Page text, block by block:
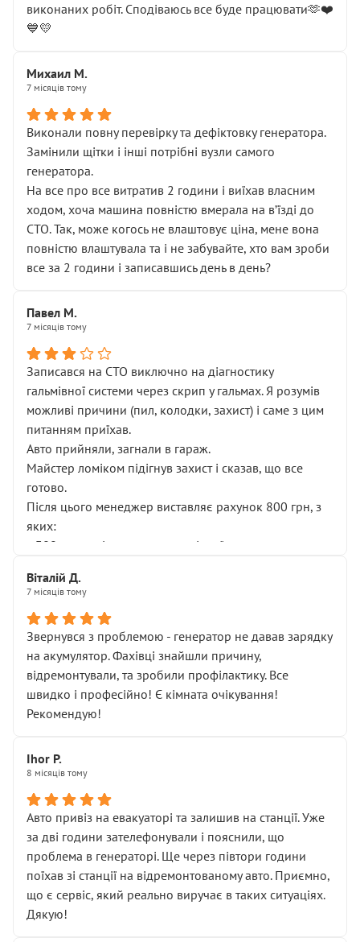
виконаних робіт. Сподіваюсь все буде працювати🫶❤️
💙💛
Михаил М.
7 місяців тому
Виконали повну перевірку та дефіктовку генератора.
Замінили щітки і інші потрібні вузли самого
генератора.
На все про все витратив 2 години і виїхав власним
ходом, хоча машина повністю вмерала на вʼїзді до
СТО. Так, може когось не влаштовує ціна, мене вона
повністю влаштувала та і не забувайте, хто вам зроби
все за 2 години і записавшись день в день?
Павел М.
7 місяців тому
Записався на СТО виключно на діагностику
гальмівної системи через скрип у гальмах. Я розумів
можливі причини (пил, колодки, захист) і саме з цим
питанням приїхав.
Авто прийняли, загнали в гараж.
Майстер ломіком підігнув захист і сказав, що все
готово.
Після цього менеджер виставляє рахунок 800 грн, з
яких:
• 300 грн — діагностика гальмівної системи
НЕ погоджував
послуга. Тим більше, я був поруч і жодної реальної
діагностики ходової не проводилось. Після
зауваження гроші за цю “послугу” повернули, що
лише підтвердило мою правоту.
Але головне — я виїжджаю з боксу, і скрип у гальмах
залишився таким самим, як і був. Тобто оплачена
Далі ситуація тільки погіршилась:
• сказали, що тепер “потрібно знімати колеса”
• що біля авто стояти вже не можна
• почали озвучувати купу додаткових робіт без
чіткого пояснення
( ну все зняли та доробили) дякую!
Окремий момент, який виглядає абсурдно:
мені заявили, що бачок гальмівної рідини потрібно
міняти разом із головним гальмівним циліндром у
Віталій Д.
7 місяців тому
Звернувся з проблемою - генератор не давав зарядку
на акумулятор. Фахівці знайшли причину,
відремонтували, та зробили профілактику. Все
швидко і професійно! Є кімната очікування!
Рекомендую!
Ihor P.
8 місяців тому
Авто привіз на евакуаторі та залишив на станції. Уже
за дві години зателефонували і пояснили, що
проблема в генераторі. Ще через півтори години
поїхав зі станції на відремонтованому авто. Приємно,
що є сервіс, який реально виручає в таких ситуаціях.
Дякую!